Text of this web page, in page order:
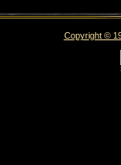
Copyright ©